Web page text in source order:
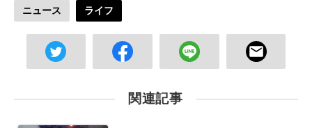
ニュース ライフ
関連記事